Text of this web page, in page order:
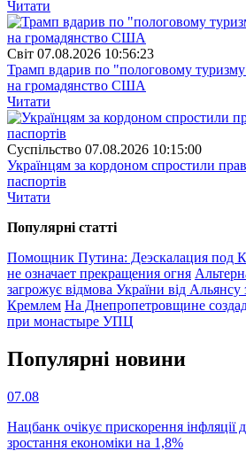
Читати
Свiт 07.08.2026 10:56:23
Трамп вдарив по "пологовому
на громадянство США
Читати
Суспiльство 07.08.2026 10:15:00
Українцям за кордоном спростили
паспортів
Читати
Популярнi статтi
Помощник Путина: Деэскалация под
не означает прекращения огня
загрожує відмова України від Альянсу
Кремлем На Днепропетровщине
при монастыре УПЦ
Популярнi новини
07.08
Нацбанк очікує прискорення інфляції
зростання економіки на 1,8%